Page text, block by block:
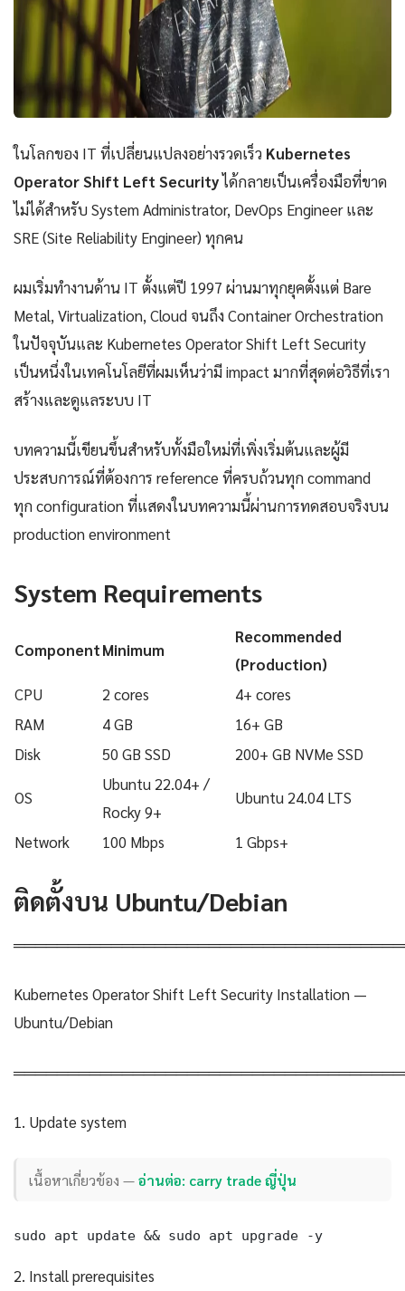
ในโลกของ IT ที่เปลี่ยนแปลงอย่างรวดเร็ว Kubernetes
Operator Shift Left Securityได้กลายเป็นเครื่องมือที่ขาด
ไม่ได้สำหรับ System Administrator, DevOps Engineer และ
SRE (Site Reliability Engineer) ทุกคน
ผมเริ่มทำงานด้าน IT ตั้งแต่ปี 1997 ผ่านมาทุกยุคตั้งแต่ Bare
Metal, Virtualization, Cloud จนถึง Container Orchestration
ในปัจจุบันและ Kubernetes Operator Shift Left Security
เป็นหนึ่งในเทคโนโลยีที่ผมเห็นว่ามี impact มากที่สุดต่อวิธีที่เรา
สร้างและดูแลระบบ IT
บทความนี้เขียนขึ้นสำหรับทั้งมือใหม่ที่เพิ่งเริ่มต้นและผู้มี
ประสบการณ์ที่ต้องการ reference ที่ครบถ้วนทุก command
ทุก configuration ที่แสดงในบทความนี้ผ่านการทดสอบจริงบน
production environment
System Requirements
ComponentMinimum
Recommended
(Production)
CPU
2 cores
4+ cores
RAM
4 GB
16+ GB
Disk
50 GB SSD 200+ GB NVMe SSD
OS
Ubuntu 22.04+ /
Rocky 9+
Ubuntu 24.04 LTS
Network 100 Mbps 1 Gbps+
ติดตั้งบน Ubuntu/Debian
Kubernetes Operator Shift Left Security Installation —
Ubuntu/Debian
1. Update system
เนื้อหาเกี่ยวข้อง —อ่านต่อ: carry trade ญี่ปุ่น
sudo apt update && sudo apt upgrade -y
2. Install prerequisites